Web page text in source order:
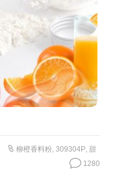
柳橙香料粉, 309304P, 甜
1280